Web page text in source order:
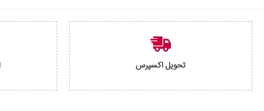
تحویل اکسپرس